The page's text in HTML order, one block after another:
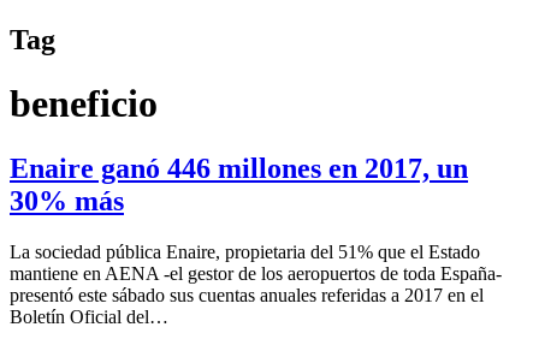
Tag
beneficio
Enaire ganó 446 millones en 2017, un
30% más
La sociedad pública Enaire, propietaria del 51% que el Estado
mantiene en AENA -el gestor de los aeropuertos de toda España-
presentó este sábado sus cuentas anuales referidas a 2017 en el
Boletín Oficial del…